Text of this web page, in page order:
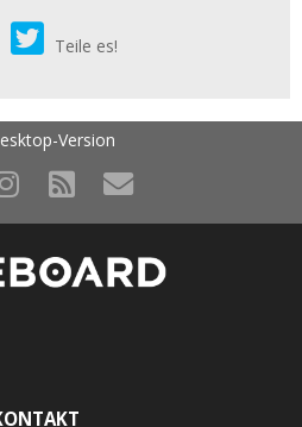
Teile es!
Version